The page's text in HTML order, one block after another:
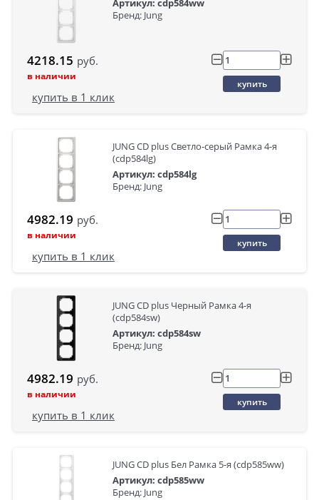
Артикул: cdp584ww
Бренд: Jung
4218.15 руб.
в наличии
купить
купить в 1 клик
JUNG CD plus Светло-серый Рамка 4-я
(cdp584lg)
Артикул: cdp584lg
Бренд: Jung
4982.19 руб.
в наличии
купить
купить в 1 клик
JUNG CD plus Черный Рамка 4-я
(cdp584sw)
Артикул: cdp584sw
Бренд: Jung
4982.19 руб.
в наличии
купить
купить в 1 клик
JUNG CD plus Бел Рамка 5-я (cdp585ww)
Артикул: cdp585ww
Бренд: Jung